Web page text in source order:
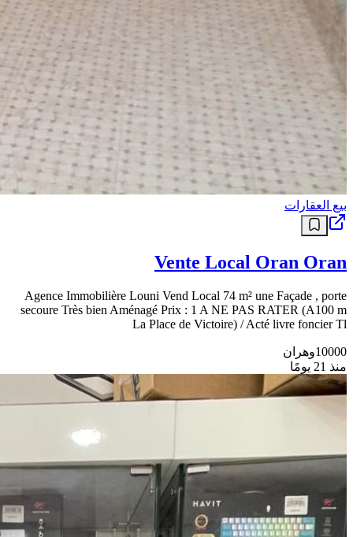
بيع العقارات
Vente Local Oran Oran
Agence Immobilière Louni Vend Local 74 m² une Façade , porte
secoure Très bien Aménagé Prix : 1 A NE PAS RATER (A100 m
La Place de Victoire) / Acté livre foncier Tl
10000وهران
منذ 21 يومًا